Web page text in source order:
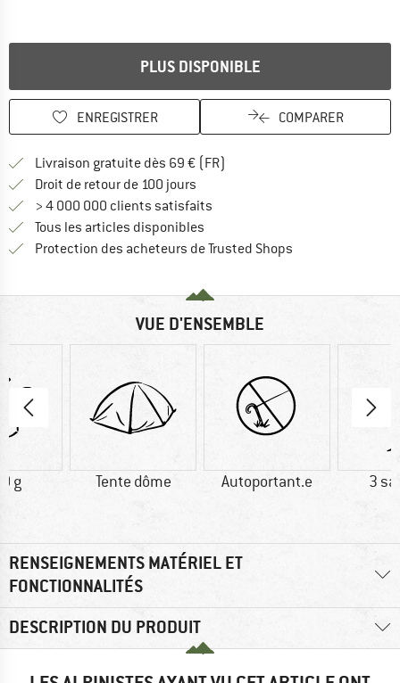
PLUS DISPONIBLE
ENREGISTRER COMPARER
Livraison gratuite dès 69 € (FR)
Droit de retour de 100 jours
> 4 000 000 clients satisfaits
Tous les articles disponibles
Protection des acheteurs de Trusted Shops
VUE D'ENSEMBLE
g Tente dôme Autoportant.e 3
RENSEIGNEMENTS MATÉRIEL ET
FONCTIONNALITÉS
DESCRIPTION DU PRODUIT